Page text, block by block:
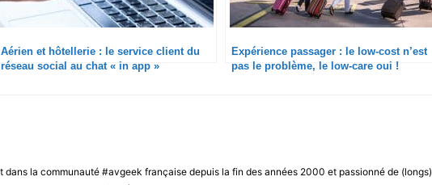
Aérien et hôtellerie : le service client du
réseau social au chat « in app »
Expérience passager : le low-cost n’est
pas le problème, le low-care oui !
dans la communauté #avgeek française depuis la fin des années 2000 et passionné de (longs)